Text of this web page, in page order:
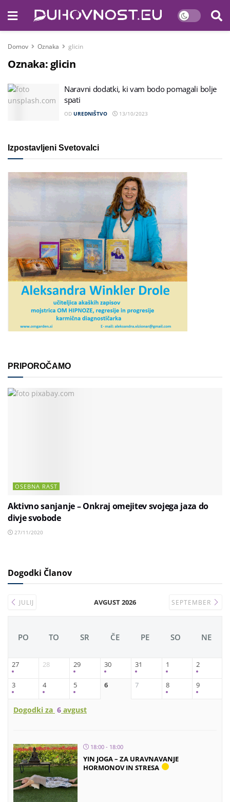
Domov Oznaka glicin
Oznaka: glicin
Naravni dodatki, ki vam bodo pomagali bolje
spati
OD UREDNIŠTVO 13/10/2023
Izpostavljeni Svetovalci
PRIPOROČAMO
OSEBNA RAST
Aktivno sanjanje – Onkraj omejitev svojega jaza do
divje svobode
27/11/2020
Dogodki Članov
JULIJ AVGUST 2026 SEPTEMBER
PO TO SR ČE PE SO NE
27 28 29 30 31 1 2
3 4 5 6 7 8 9
Dogodki za 6 avgust
18:00 - 18:00
YIN JOGA – ZA URAVNAVANJE
HORMONOV IN STRESA